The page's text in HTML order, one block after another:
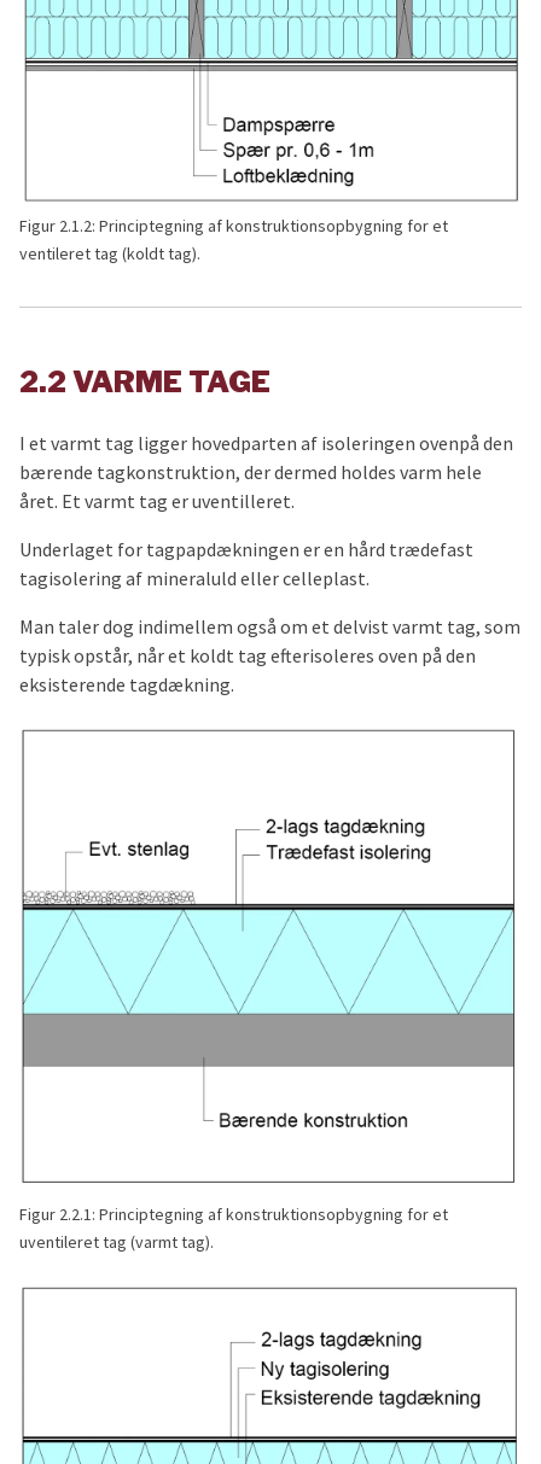
Figur 2.1.2: Principtegning af konstruktionsopbygning for et
ventileret tag (koldt tag).
2.2 VARME TAGE
I et varmt tag ligger hovedparten af isoleringen ovenpå den
bærende tagkonstruktion, der dermed holdes varm hele
året. Et varmt tag er uventilleret.
Underlaget for tagpapdækningen er en hård trædefast
tagisolering af mineraluld eller celleplast.
Man taler dog indimellem også om et delvist varmt tag, som
typisk opstår, når et koldt tag efterisoleres oven på den
eksisterende tagdækning.
Figur 2.2.1: Principtegning af konstruktionsopbygning for et
uventileret tag (varmt tag).